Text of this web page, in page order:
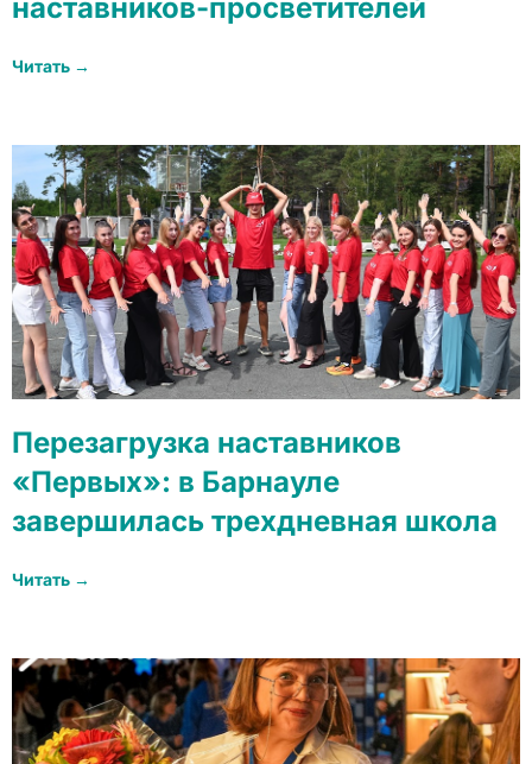
наставников-просветителей
Читать →
Перезагрузка наставников
«Первых»: в Барнауле
завершилась трехдневная школа
Читать →